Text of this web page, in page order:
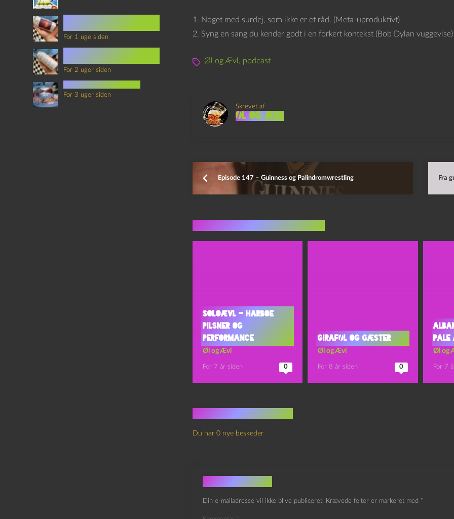
1. Noget med surdej, som ikke er et råd. (Meta-uproduktivt)
2. Syng en sang du kender godt i en forkert kontekst (Bob Dylan vuggevise)
Øl og Ævl , podcast
Skrevet af
Øl og Ævl
Episode 147 – Guinness og Palindromwrestling Fra
Soloævl – Harboe
Pilsner og
Performance
Øl og Ævl
For 7 år siden 0
Giraføl og Gæster
Øl og Ævl
For 8 år siden 0
Pale
Øl og
For 7
Du har 0 nye beskeder
Skriv et svar
Din e-mailadresse vil ikke blive publiceret. Krævede felter er markeret med *
For 1 uge siden
For 2 uger siden
For 3 uger siden